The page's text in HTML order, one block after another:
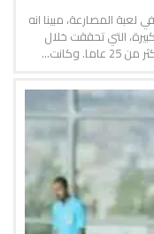
المصارعة، مبينا انه
التي تحققت خلال
وكانت…